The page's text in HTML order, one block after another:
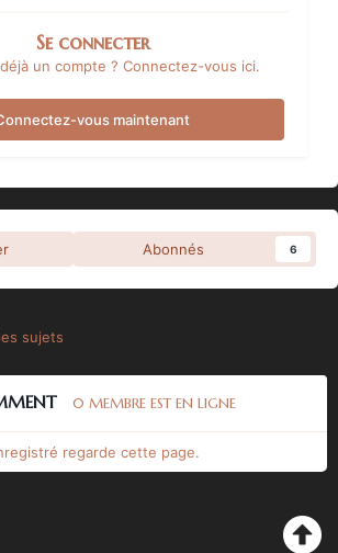
Se connecter
un compte ? Connectez-vous ici.
vous maintenant
Abonnés 6
sujets
0 MEMBRE EST EN LIGNE
regarde cette page.